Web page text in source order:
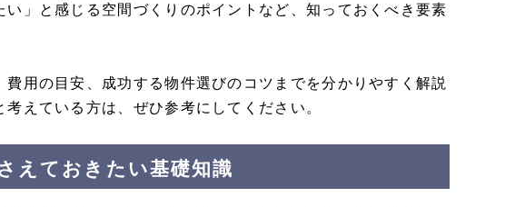
」と感じる空間づくりのポイントなど、知っておくべき要素
用の目安、成功する物件選びのコツまでを分かりやすく解説
えている方は、ぜひ参考にしてください。
えておきたい基礎知識